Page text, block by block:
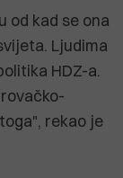
od kad se ona
Ljudima
HDZ-a.
rekao je